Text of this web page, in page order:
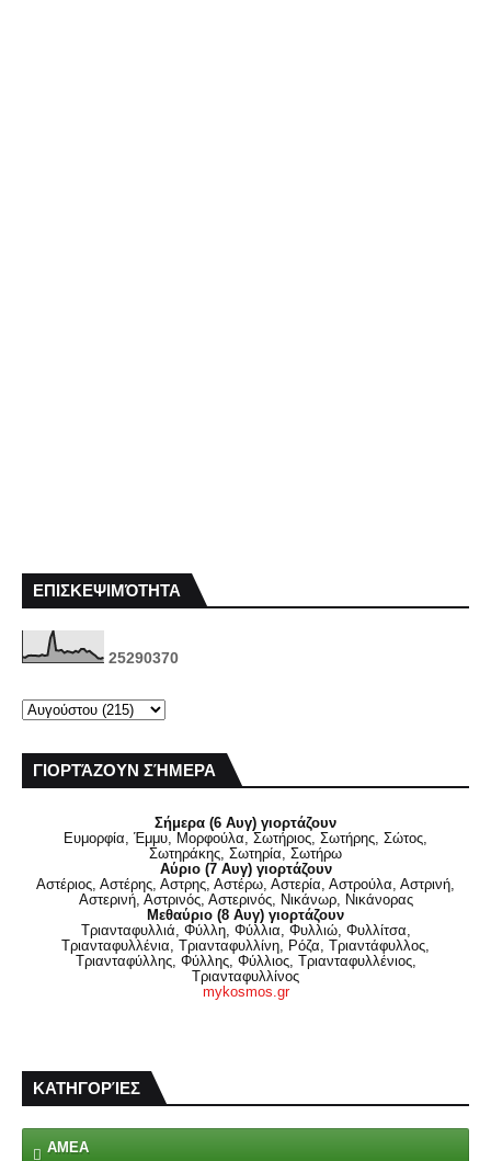
ΕΠΙΣΚΕΨΙΜΌΤΗΤΑ
25290370
ΓΙΟΡΤΆΖΟΥΝ ΣΉΜΕΡΑ
Σήμερα (6 Αυγ) γιορτάζουν
Ευμορφία, Έμμυ, Μορφούλα, Σωτήριος, Σωτήρης, Σώτος,
Σωτηράκης, Σωτηρία, Σωτήρω
Αύριο (7 Αυγ) γιορτάζουν
Αστέριος, Αστέρης, Αστρης, Αστέρω, Αστερία, Αστρούλα, Αστρινή,
Αστερινή, Αστρινός, Αστερινός, Νικάνωρ, Νικάνορας
Μεθαύριο (8 Αυγ) γιορτάζουν
Τριανταφυλλιά, Φύλλη, Φύλλια, Φυλλιώ, Φυλλίτσα,
Τριανταφυλλένια, Τριανταφυλλίνη, Ρόζα, Τριαντάφυλλος,
Τριανταφύλλης, Φύλλης, Φύλλιος, Τριανταφυλλένιος,
Τριανταφυλλίνος
mykosmos.gr
ΚΑΤΗΓΟΡΊΕΣ
ΑΜΕΑ